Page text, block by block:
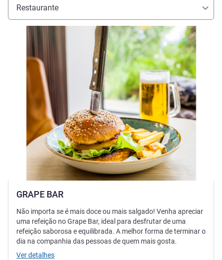
Restaurante
GRAPE BAR
Não importa se é mais doce ou mais salgado! Venha apreciar
uma refeição no Grape Bar, ideal para desfrutar de uma
refeição saborosa e equilibrada. A melhor forma de terminar o
dia na companhia das pessoas de quem mais gosta.
Ver detalhes